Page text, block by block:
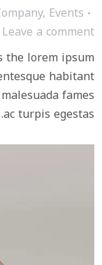
, Events
Leave a comment
lorem ipsum
habitant
fames
ac turpis egestas.